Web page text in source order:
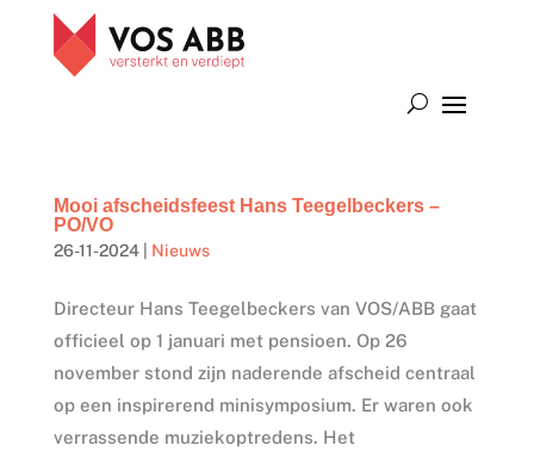
Mooi afscheidsfeest Hans Teegelbeckers –
PO/VO
26-11-2024| Nieuws
Directeur Hans Teegelbeckers van VOS/ABB gaat
officieel op 1 januari met pensioen. Op 26
november stond zijn naderende afscheid centraal
op een inspirerend minisymposium. Er waren ook
verrassende muziekoptredens. Het